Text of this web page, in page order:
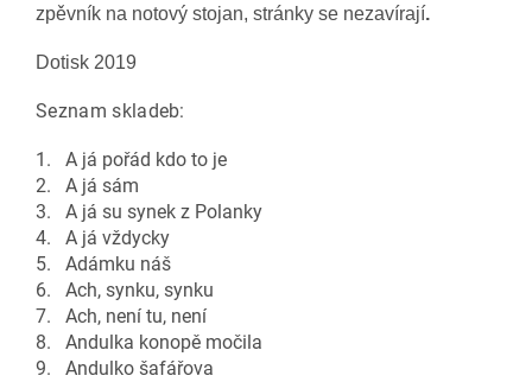
zpěvník na notový stojan, stránky se nezavírají.
Dotisk 2019
Seznam skladeb:
1. A já pořád kdo to je
2. A já sám
3. A já su synek z Polanky
4. A já vždycky
5. Adámku náš
6. Ach, synku, synku
7. Ach, není tu, není
8. Andulka konopě močila
9. Andulko šafářova